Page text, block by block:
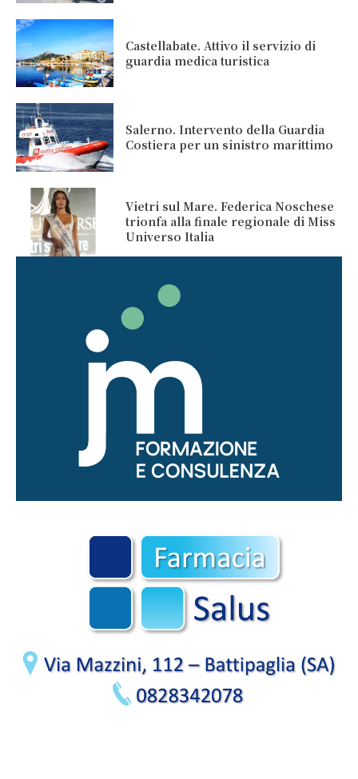
Castellabate. Attivo il servizio di
guardia medica turistica
Salerno. Intervento della Guardia
Costiera per un sinistro marittimo
Vietri sul Mare. Federica Noschese
trionfa alla finale regionale di Miss
Universo Italia